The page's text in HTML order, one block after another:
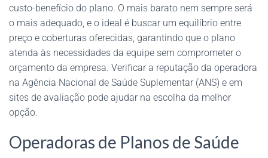
custo-benefício do plano. O mais barato nem sempre será
o mais adequado, e o ideal é buscar um equilíbrio entre
preço e coberturas oferecidas, garantindo que o plano
atenda às necessidades da equipe sem comprometer o
orçamento da empresa. Verificar a reputação da operadora
na Agência Nacional de Saúde Suplementar (ANS) e em
sites de avaliação pode ajudar na escolha da melhor
opção.
Operadoras de Planos de Saúde